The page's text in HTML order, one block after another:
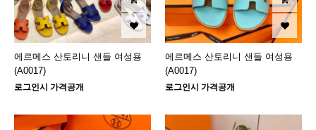
에르메스 산토리니 샌들 여성용
(A0017)
로그인시 가격공개
에르메스 산토리니 샌들 여성용
(A0017)
로그인시 가격공개